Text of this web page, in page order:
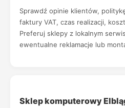
Sprawdź opinie klientów,
faktury VAT, czas realizacji,
Preferuj sklepy z lokalnym
ewentualne reklamacje lub
Sklep komputerowy